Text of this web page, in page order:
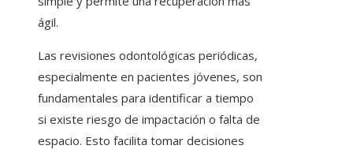
ágil.
Las revisiones odontológicas periódicas,
especialmente en pacientes jóvenes, son
fundamentales para identificar a tiempo
si existe riesgo de impactación o falta de
espacio. Esto facilita tomar decisiones